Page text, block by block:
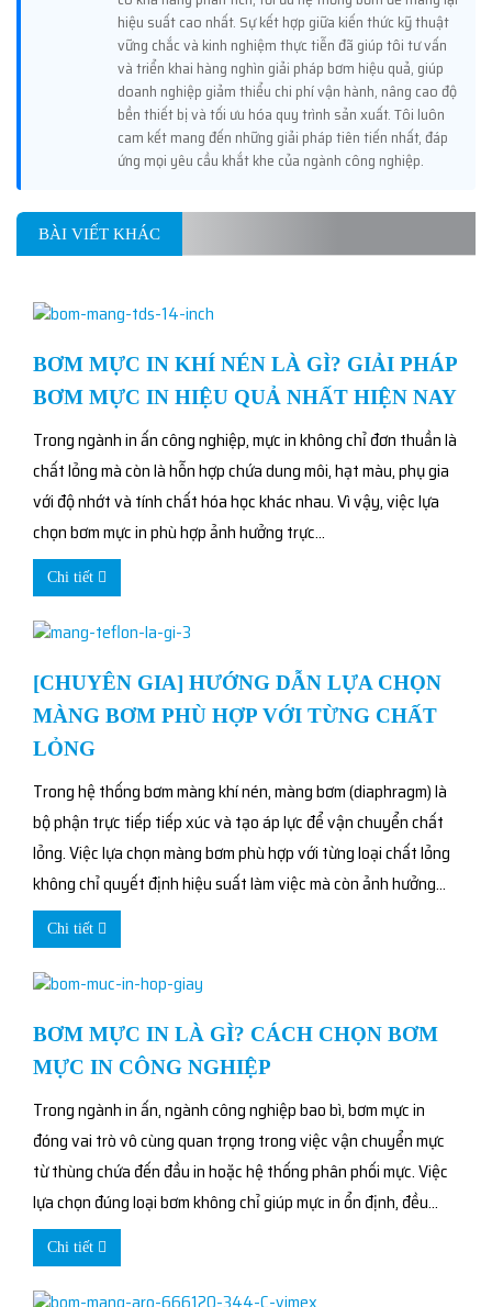
hiệu suất cao nhất. Sự kết hợp giữa kiến thức kỹ thuật
vững chắc và kinh nghiệm thực tiễn đã giúp tôi tư vấn
và triển khai hàng nghìn giải pháp bơm hiệu quả, giúp
doanh nghiệp giảm thiểu chi phí vận hành, nâng cao độ
bền thiết bị và tối ưu hóa quy trình sản xuất. Tôi luôn
cam kết mang đến những giải pháp tiên tiến nhất, đáp
ứng mọi yêu cầu khắt khe của ngành công nghiệp.
BÀI VIẾT KHÁC
BƠM MỰC IN KHÍ NÉN LÀ GÌ? GIẢI PHÁP
BƠM MỰC IN HIỆU QUẢ NHẤT HIỆN NAY
Trong ngành in ấn công nghiệp, mực in không chỉ đơn thuần là
chất lỏng mà còn là hỗn hợp chứa dung môi, hạt màu, phụ gia
với độ nhớt và tính chất hóa học khác nhau. Vì vậy, việc lựa
chọn bơm mực in phù hợp ảnh hưởng trực...
Chi tiết
[CHUYÊN GIA] HƯỚNG DẪN LỰA CHỌN
MÀNG BƠM PHÙ HỢP VỚI TỪNG CHẤT
LỎNG
Trong hệ thống bơm màng khí nén, màng bơm (diaphragm) là
bộ phận trực tiếp tiếp xúc và tạo áp lực để vận chuyển chất
lỏng. Việc lựa chọn màng bơm phù hợp với từng loại chất lỏng
không chỉ quyết định hiệu suất làm việc mà còn ảnh hưởng...
Chi tiết
BƠM MỰC IN LÀ GÌ? CÁCH CHỌN BƠM
MỰC IN CÔNG NGHIỆP
Trong ngành in ấn, ngành công nghiệp bao bì, bơm mực in
đóng vai trò vô cùng quan trọng trong việc vận chuyển mực
từ thùng chứa đến đầu in hoặc hệ thống phân phối mực. Việc
lựa chọn đúng loại bơm không chỉ giúp mực in ổn định, đều...
Chi tiết